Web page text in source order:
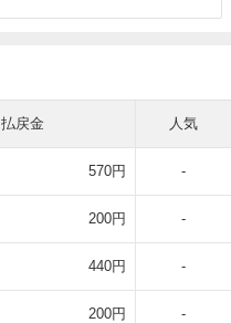
払戻金 人気
570円 -
200円 -
440円 -
200円 -